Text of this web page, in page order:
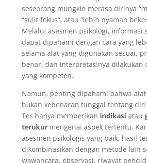
seseorang mungkin merasa dirinya
“sulit fokus”, atau “lebih nyaman
Melalui asesmen psikologi, informasi
dapat dipahami dengan cara yang
selama alat yang digunakan sesuai,
benar, dan interpretasinya dilakukan
yang kompeten.
Namun, penting dipahami bahwa
bukan kebenaran tunggal tentang diri
Tes hanya memberikan indikasiatau
terukurmengenai aspek tertentu.
asesmen psikologis yang baik, hasil
dikombinasikan dengan metode lain
wawancara, observasi, riwayat